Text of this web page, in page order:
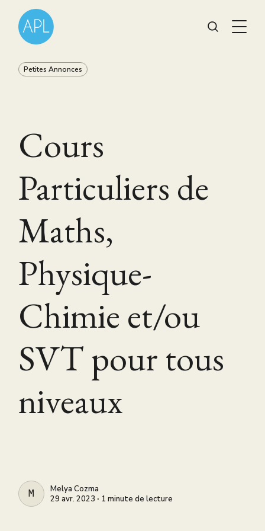
Petites Annonces
Cours
Particuliers de
Maths,
Physique-
Chimie et/ou
SVT pour tous
niveaux
MELYA COZMA
Melya Cozma
29 avr. 2023 ∙ 1 minute de lecture